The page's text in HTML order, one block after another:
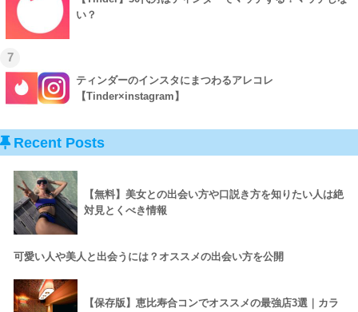
い？
7
ティンダーのインスタにまつわるアレコレ
【Tinder×instagram】
Recent Posts
【無料】美女との出会い方や口説き方を知りたい人は絶
対見とくべき情報
可愛い人や美人と出会うには？オススメの出会い方を公開
【保存版】恵比寿合コンでオススメの最強店3選｜カラ